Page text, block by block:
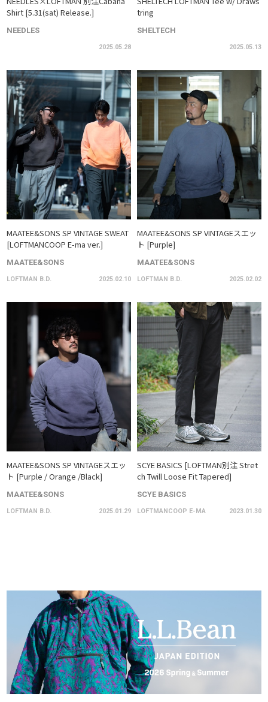
Shirt [5.31(sat) Release.]
NEEDLES
2025.05.28
tring
SHELTECH
2025.05.13
MAATEE&SONS SP VINTAGE SWEAT
[LOFTMANCOOP E-ma ver.]
MAATEE&SONS
LOFTMAN B.D. 2025.02.10
MAATEE&SONS SP VINTAGEスエッ
ト [Purple]
MAATEE&SONS
LOFTMAN B.D. 2025.02.02
MAATEE&SONS SP VINTAGEスエッ
ト [Purple / Orange /Black]
MAATEE&SONS
LOFTMAN B.D. 2025.01.29
SCYE BASICS [LOFTMAN別注 Stret
ch Twill Loose Fit Tapered]
SCYE BASICS
LOFTMANCOOP E-MA 2023.01.30